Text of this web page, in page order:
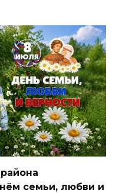
семьи, любви и